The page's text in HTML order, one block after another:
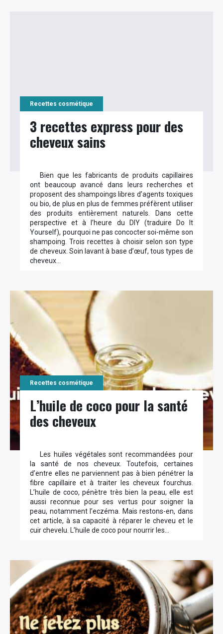
Recettes cosmétique
3 recettes express pour des
cheveux sains
Bien que les fabricants de produits capillaires
ont beaucoup avancé dans leurs recherches et
proposent des shampoings libres d’agents toxiques
ou bio, de plus en plus de femmes préfèrent utiliser
des produits entièrement naturels. Dans cette
perspective et à l’heure du DIY (traduire Do It
Yourself), pourquoi ne pas concocter soi-même son
shampoing. Trois recettes à choisir selon son type
de cheveux. Soin lavant à base d’œuf, tous types de
cheveux…
Recettes cosmétique
L’huile de coco pour la santé
des cheveux
Les huiles végétales sont recommandées pour
la santé de nos cheveux. Toutefois, certaines
d’entre elles ne parviennent pas à bien pénétrer la
fibre capillaire et à traiter les cheveux fourchus.
L’huile de coco, pénètre très bien la peau, elle est
aussi reconnue pour ses vertus pour soigner la
peau, notamment l’eczéma. Mais restons-en, dans
cet article, à sa capacité à réparer le cheveu et le
cuir chevelu. L’huile de coco pour nourrir les…